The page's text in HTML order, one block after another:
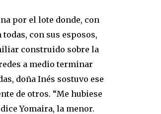
por el lote donde, con
con sus esposos,
construido sobre la
a medio terminar
doña Inés sostuvo ese
de otros. “Me hubiese
Yomaira, la menor.